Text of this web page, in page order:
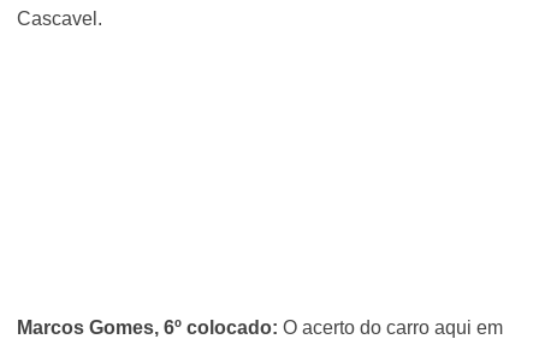
Cascavel.
Marcos Gomes, 6º colocado: O acerto do carro aqui em